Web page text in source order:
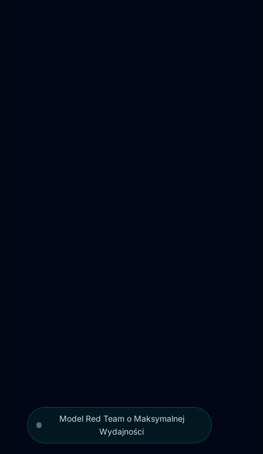
Model Red Team o Maksymalnej
Wydajności